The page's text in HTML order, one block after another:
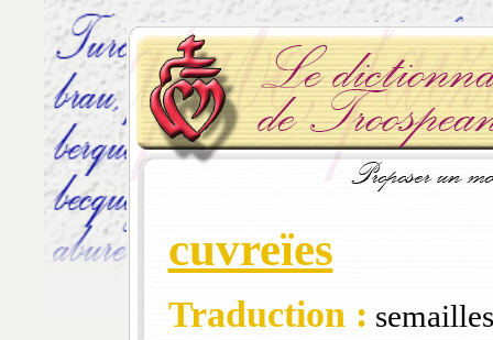
cuvreïes
Traduction :